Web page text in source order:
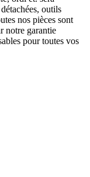
outils
nos pièces sont
notre garantie
pour toutes vos